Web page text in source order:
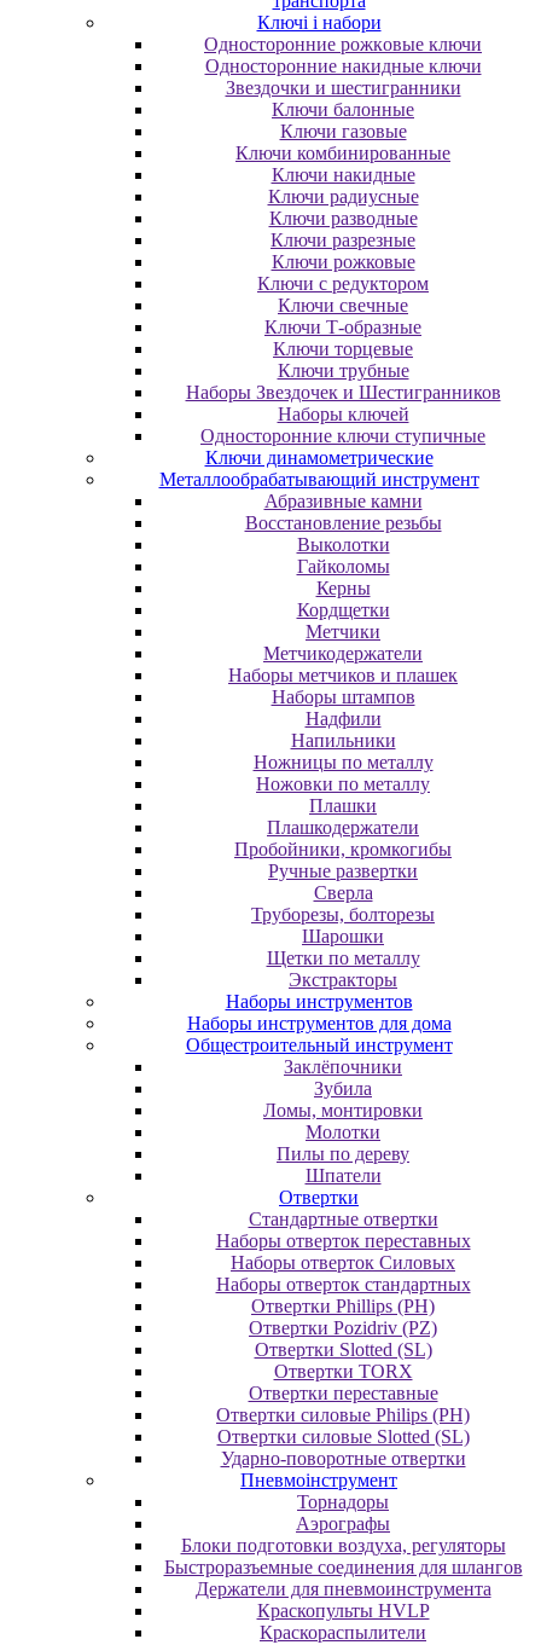
Ключі і набори
Oднocтopoнниe poжкoвыe ключи
Oднocтopoнниe нaкидныe ключи
Звездочки и шестигранники
Ключи балонные
Ключи газовые
Ключи комбинированные
Ключи накидные
Ключи радиусные
Ключи разводные
Ключи разрезные
Ключи рожковые
Ключи с редуктором
Ключи свечные
Ключи Т-образные
Ключи торцевые
Ключи трубные
Наборы Звездочек и Шестигранников
Наборы ключей
Односторонние ключи ступичные
Ключи динамометрические
Металлообрабатывающий инструмент
Абразивные камни
Восстановление резьбы
Выколотки
Гайколомы
Керны
Кордщетки
Метчики
Метчикодержатели
Наборы метчиков и плашек
Наборы штампов
Надфили
Напильники
Ножницы по металлу
Ножовки по металлу
Плашки
Плашкодержатели
Пробойники, кромкогибы
Ручные развертки
Сверла
Труборезы, болторезы
Шарошки
Щетки по металлу
Экcтpaктopы
Наборы инструментов
Наборы инструментов для дома
Общестроительный инструмент
Заклёпочники
Зубила
Ломы, монтировки
Молотки
Пилы по дереву
Шпатели
Отвертки
Cтандартные отвертки
Наборы отверток переставных
Наборы отверток Силовых
Наборы отверток стандартных
Отвертки Phillips (PH)
Отвертки Pozidriv (PZ)
Отвертки Slotted (SL)
Отвертки TORX
Отвертки переставные
Отвертки силовые Philips (PH)
Отвертки силовые Slotted (SL)
Ударно-поворотные отвертки
Пневмоінструмент
Topнaдopы
Аэрографы
Блоки подготовки воздуха, регуляторы
Быстроразъемные соединения для шлангов
Держатели для пневмоинструмента
Краскопульты HVLP
Краскораспылители